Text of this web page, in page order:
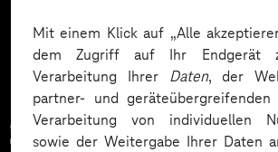
Mit einem Klick auf „Alle
dem Zugriff auf Ihr Endgerät
Verarbeitung Ihrer Daten, der
partner- und geräteübergreifenden
Verarbeitung von individuellen
sowie der Weitergabe Ihrer Daten
Zahlreiche